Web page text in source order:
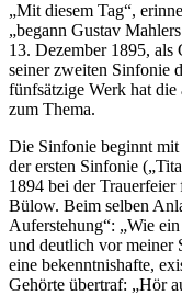
„Mit diesem Tag“,
„begann Gustav
13. Dezember 1895,
seiner zweiten Sinfonie
fünfsätzige Werk hat
zum Thema.
Die Sinfonie beginnt mit
der ersten Sinfonie
1894 bei der
Bülow. Beim selben
Auferstehung“: „Wie
und deutlich vor meiner
eine bekenntnishafte,
Gehörte übertraf: „Hör